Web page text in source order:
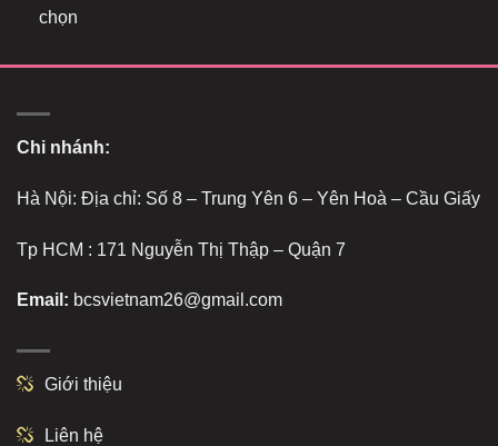
chọn
Chi nhánh:
Hà Nội: Địa chỉ: Số 8 – Trung Yên 6 – Yên Hoà – Cầu Giấy
Tp HCM : 171 Nguyễn Thị Thập – Quận 7
Email: bcsvietnam26@gmail.com
Giới thiệu
Liên hệ